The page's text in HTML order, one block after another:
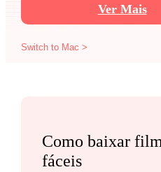
Ver Mais
Switch to Mac >
Como baixar
fáceis